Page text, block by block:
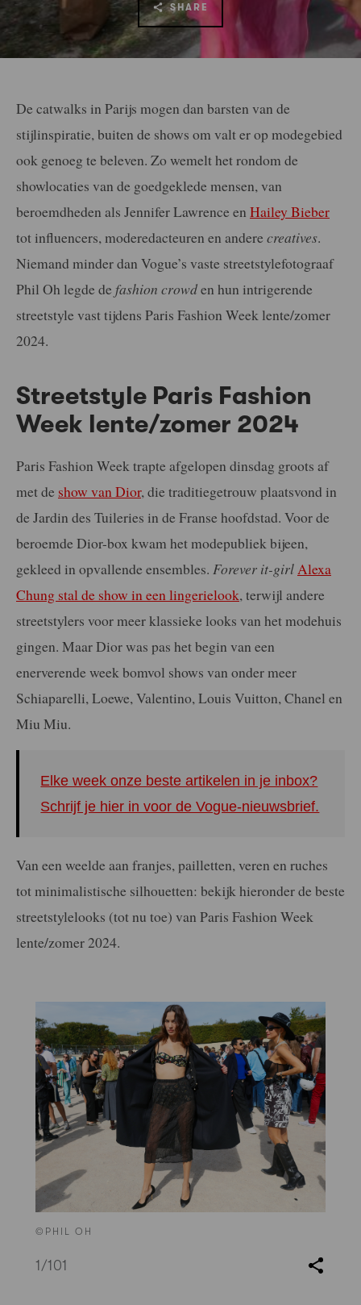
SHARE
De catwalks in Parijs mogen dan barsten van de
stijlinspiratie, buiten de shows om valt er op modegebied
ook genoeg te beleven. Zo wemelt het rondom de
showlocaties van de goedgeklede mensen, van
beroemdheden als Jennifer Lawrence en Hailey Bieber
tot influencers, moderedacteuren en andere creatives.
Niemand minder dan Vogue’s vaste streetstylefotograaf
Phil Oh legde de fashion crowden hun intrigerende
streetstyle vast tijdens Paris Fashion Week lente/zomer
2024.
Streetstyle Paris Fashion
Week lente/zomer 2024
Paris Fashion Week trapte afgelopen dinsdag groots af
met de show van Dior, die traditiegetrouw plaatsvond in
de Jardin des Tuileries in de Franse hoofdstad. Voor de
beroemde Dior-box kwam het modepubliek bijeen,
gekleed in opvallende ensembles. Forever it-girl Alexa
Chung stal de show in een lingerielook, terwijl andere
streetstylers voor meer klassieke looks van het modehuis
gingen. Maar Dior was pas het begin van een
enerverende week bomvol shows van onder meer
Schiaparelli, Loewe, Valentino, Louis Vuitton, Chanel en
Miu Miu.
Elke week onze beste artikelen in je inbox?
Schrijf je hier in voor de Vogue-nieuwsbrief.
Van een weelde aan franjes, pailletten, veren en ruches
tot minimalistische silhouetten: bekijk hieronder de beste
streetstylelooks (tot nu toe) van Paris Fashion Week
lente/zomer 2024.
©PHIL OH
1/101